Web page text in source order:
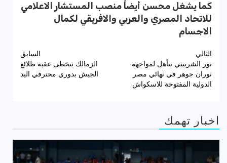
كما يشغل محسن أيضاً منصب المستشار الاعلامي
للاتحاد المصري والعربي والافريقي لكمال
الاجسام
تصفّح
المقالات
السابق
الزمالك يتخطى عقبة طلائع
الجيش بدوري محترفي اليد
التالي
نور الشربيني تتأهل لمواجهة
نوران جوهر في نهائي مصر
الدولية المفتوحة للاسكواش
اخبار تهمك